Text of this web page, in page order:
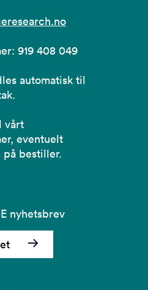
919 408 049
automatisk til
vårt
eventuelt
på bestiller.
nyhetsbrev